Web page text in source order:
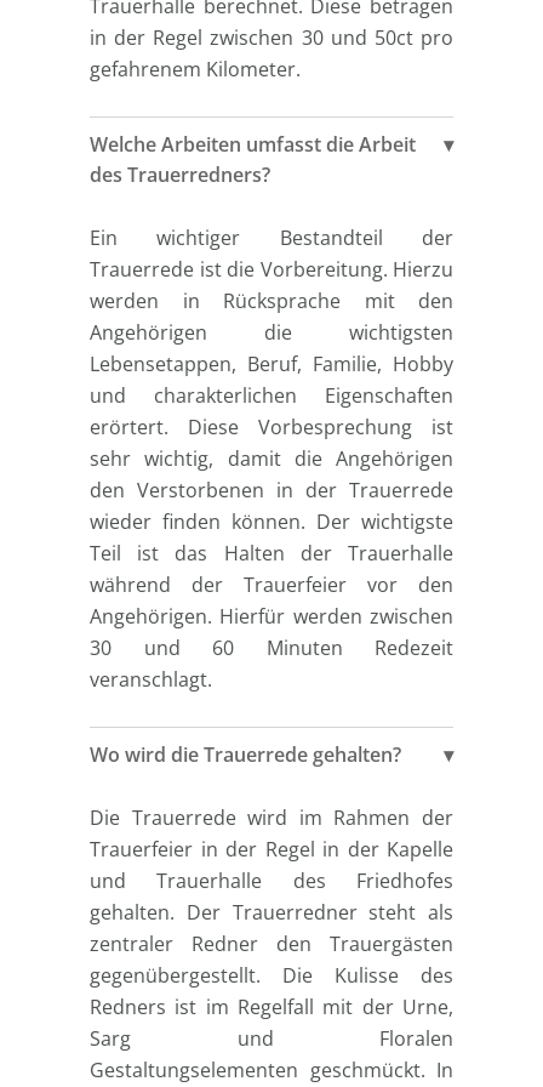
Trauerhalle berechnet. Diese betragen
in der Regel zwischen 30 und 50ct pro
gefahrenem Kilometer.
Welche Arbeiten umfasst die Arbeit
des Trauerredners?
Ein wichtiger Bestandteil der
Trauerrede ist die Vorbereitung. Hierzu
werden in Rücksprache mit den
Angehörigen die wichtigsten
Lebensetappen, Beruf, Familie, Hobby
und charakterlichen Eigenschaften
erörtert. Diese Vorbesprechung ist
sehr wichtig, damit die Angehörigen
den Verstorbenen in der Trauerrede
wieder finden können. Der wichtigste
Teil ist das Halten der Trauerhalle
während der Trauerfeier vor den
Angehörigen. Hierfür werden zwischen
30 und 60 Minuten Redezeit
veranschlagt.
Wo wird die Trauerrede gehalten?
Die Trauerrede wird im Rahmen der
Trauerfeier in der Regel in der Kapelle
und Trauerhalle des Friedhofes
gehalten. Der Trauerredner steht als
zentraler Redner den Trauergästen
gegenübergestellt. Die Kulisse des
Redners ist im Regelfall mit der Urne,
Sarg und Floralen
Gestaltungselementen geschmückt. In